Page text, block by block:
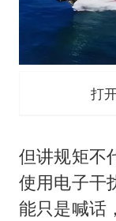
打
但讲规矩不
使用电子干
能只是喊话